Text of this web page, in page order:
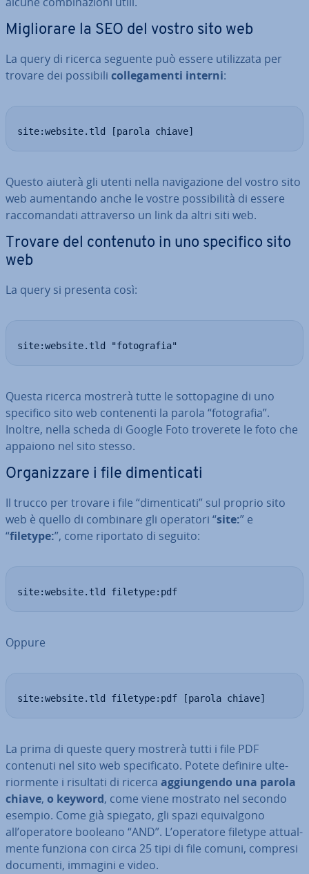
Mi­glio­ra­re la SEO del vostro sito web
La query di ricerca seguente può essere uti­liz­za­ta per
trovare dei possibili col­le­ga­men­ti interni:
site:website.tld [parola chiave]
Questo aiuterà gli utenti nella na­vi­ga­zio­ne del vostro sito
web au­men­tan­do anche le vostre pos­si­bi­li­tà di essere
rac­co­man­da­ti at­tra­ver­so un link da altri siti web.
Trovare del contenuto in uno specifico sito
web
La query si presenta così:
site:website.tld "fotografia"
Questa ricerca mostrerà tutte le sot­to­pa­gi­ne di uno
specifico sito web con­te­nen­ti la parola “fo­to­gra­fia”.
Inoltre, nella scheda di Google Foto troverete le foto che
appaiono nel sito stesso.
Or­ga­niz­za­re i file di­men­ti­ca­ti
Il trucco per trovare i file “di­men­ti­ca­ti” sul proprio sito
web è quello di combinare gli operatori “site:” e
“filetype:”, come riportato di seguito:
site:website.tld filetype:pdf
Oppure
site:website.tld filetype:pdf [parola chiave]
La prima di queste query mostrerà tutti i file PDF
contenuti nel sito web spe­ci­fi­ca­to. Potete definire ul­te­
rior­men­te i risultati di ricerca ag­giun­gen­do una parola
chiave, o keyword, come viene mostrato nel secondo
esempio. Come già spiegato, gli spazi equi­val­go­no
all’operatore booleano “AND”. L’operatore filetype at­tual­
men­te funziona con circa 25 tipi di file comuni, compresi
documenti, immagini e video.